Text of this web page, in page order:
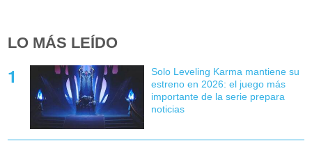
LO MÁS LEÍDO
Solo Leveling Karma mantiene su
estreno en 2026: el juego más
importante de la serie prepara
noticias